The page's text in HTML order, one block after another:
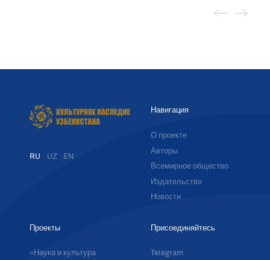
RU UZ EN
Навигация
О проекте
Авторы
Всемирное общество
Издательство
Новости
Проекты
«Наука и культура
Присоединяйтесь
Telegram